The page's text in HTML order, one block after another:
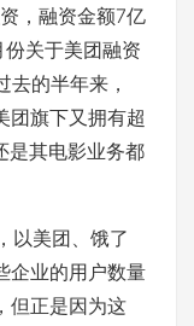
，融资金额7亿
关于美团融资
去的半年来，
团旗下又拥有超
是其电影业务都
以美团、饿了
企业的用户数量
但正是因为这